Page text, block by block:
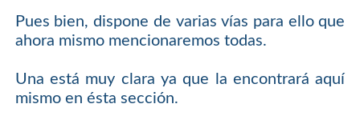
Pues bien, dispone de varias vías para ello que
ahora mismo mencionaremos todas.
Una está muy clara ya que la encontrará aquí
mismo en ésta sección.